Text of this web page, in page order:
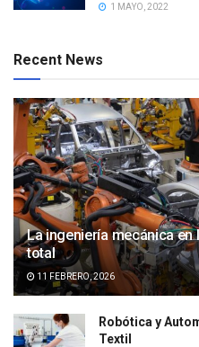
1 MAYO, 2022
Recent News
La ingeniería mecánica
total
11 FEBRERO, 2026
Robótica y
Textil